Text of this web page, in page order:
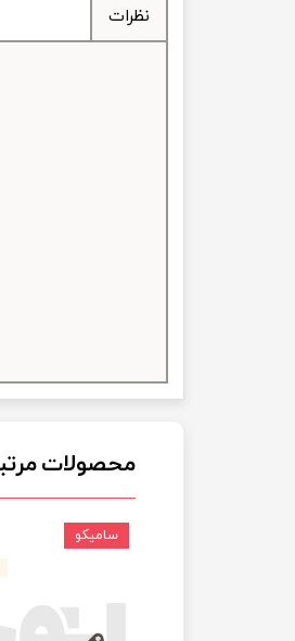
نظرات
محصولات
سامیکو